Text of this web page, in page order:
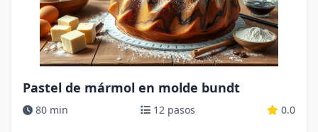
Pastel de mármol en molde bundt
80 min 12 pasos 0.0